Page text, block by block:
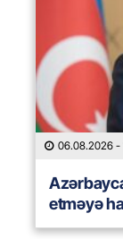
06.08.2026 -
etməyə